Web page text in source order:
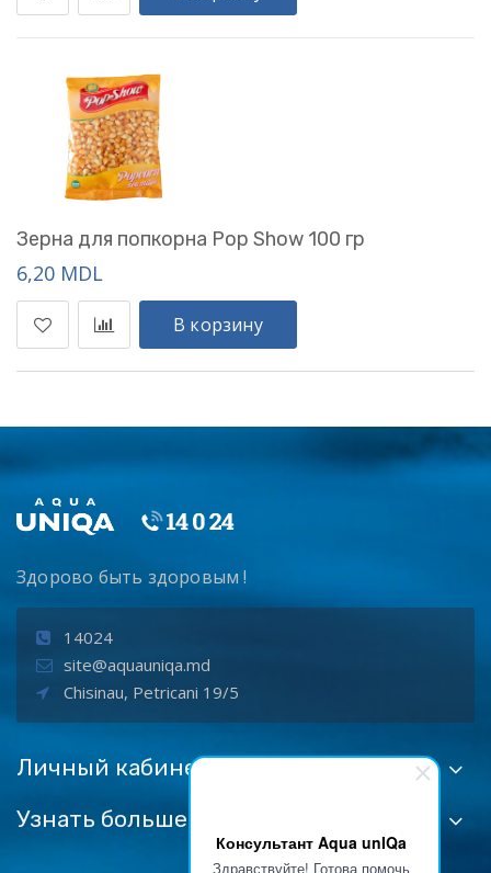
Консультант Aqua unIQa
Здравствуйте! Готова помочь
Зерна для попкорна Pop Show 100 гр
6,20 MDL
В корзину
Здорово быть здоровым !
14024
site@aquauniqa.md
Chisinau, Petricani 19/5
Личный кабинет
Узнать больше: